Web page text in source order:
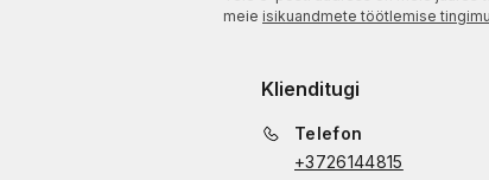
meie isikuandmete töötlemise
Klienditugi
Telefon
+3726144815